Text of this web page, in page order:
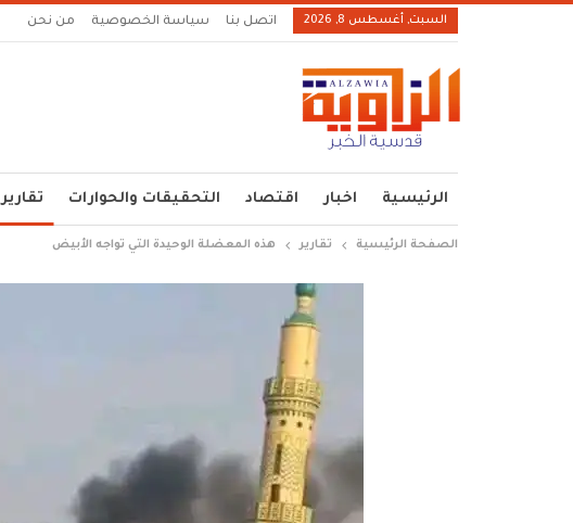
السبت, أغسطس 8, 2026 اتصل بنا سياسة الخصوصية من نحن
الرئيسية اخبار اقتصاد التحقيقات والحوارات تقارير
الصفحة الرئيسية تقارير هذه المعضلة الوحيدة التي تواجه الأبيض